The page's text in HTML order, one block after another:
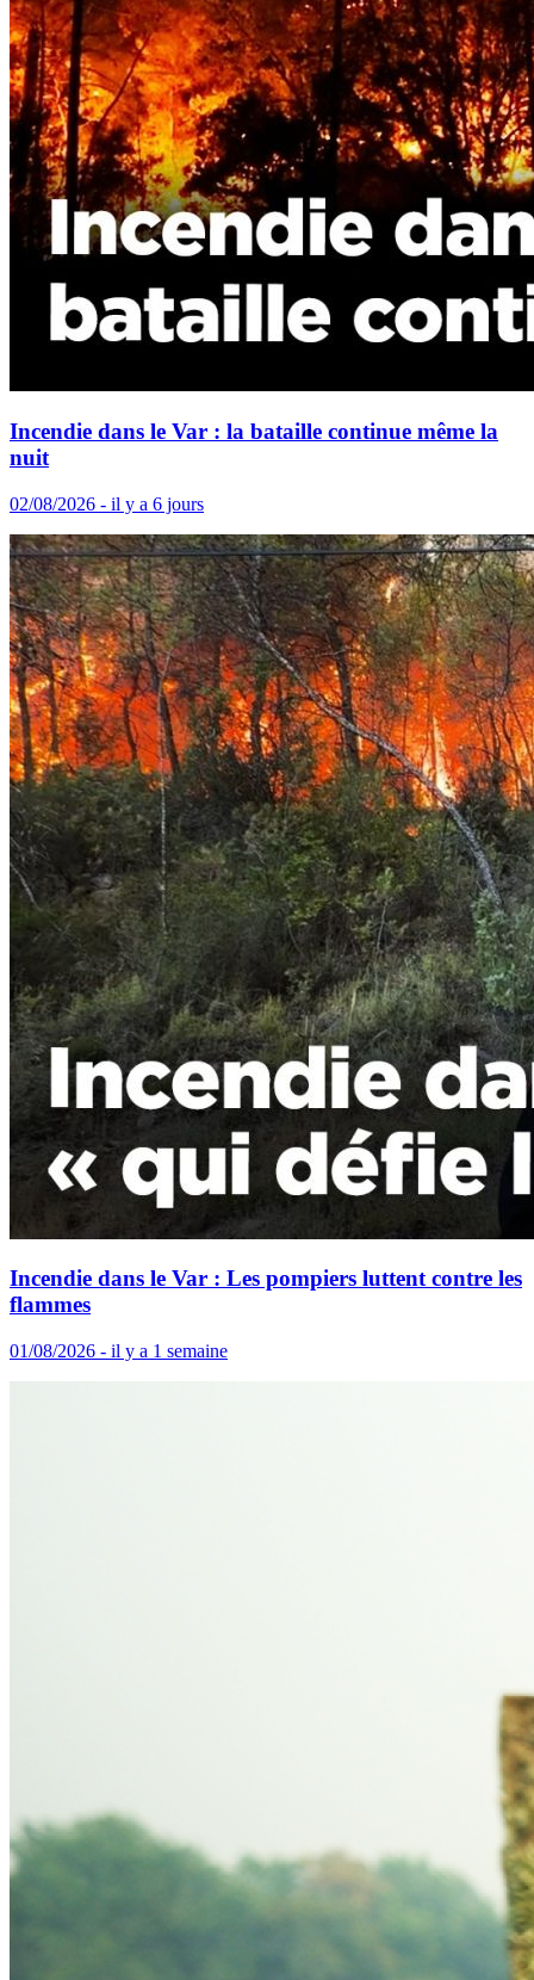
Incendie dans le Var : la bataille continue même la
nuit
02/08/2026 - il y a 6 jours
Incendie dans le Var : Les pompiers luttent contre les
flammes
01/08/2026 - il y a 1 semaine